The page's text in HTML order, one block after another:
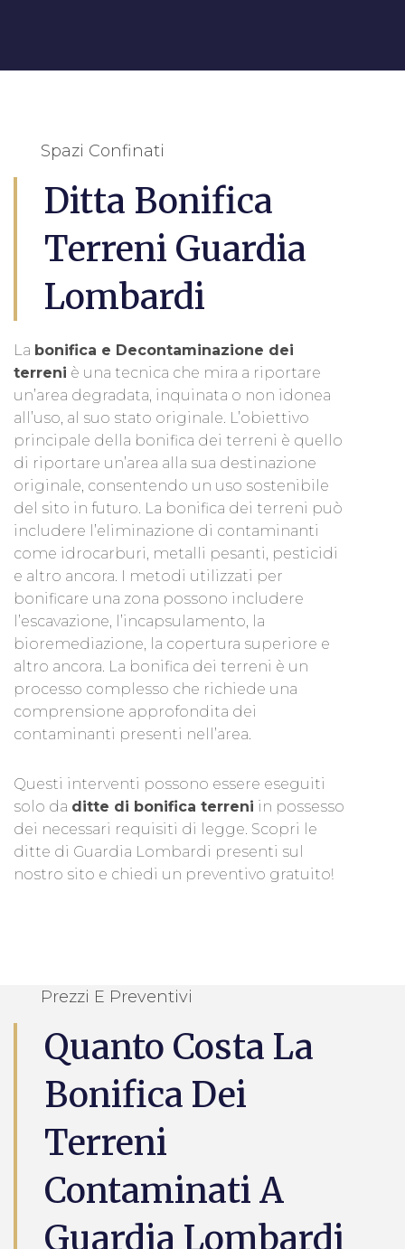
Spazi Confinati
Ditta Bonifica
Terreni Guardia
Lombardi
La bonifica e Decontaminazione dei
terreni è una tecnica che mira a riportare
un’area degradata, inquinata o non idonea
all’uso, al suo stato originale. L’obiettivo
principale della bonifica dei terreni è quello
di riportare un’area alla sua destinazione
originale, consentendo un uso sostenibile
del sito in futuro. La bonifica dei terreni può
includere l’eliminazione di contaminanti
come idrocarburi, metalli pesanti, pesticidi
e altro ancora. I metodi utilizzati per
bonificare una zona possono includere
l’escavazione, l’incapsulamento, la
bioremediazione, la copertura superiore e
altro ancora. La bonifica dei terreni è un
processo complesso che richiede una
comprensione approfondita dei
contaminanti presenti nell’area.
Questi interventi possono essere eseguiti
solo da ditte di bonifica terreni in possesso
dei necessari requisiti di legge. Scopri le
ditte di Guardia Lombardi presenti sul
nostro sito e chiedi un preventivo gratuito!
Prezzi E Preventivi
Quanto Costa La
Bonifica Dei
Terreni
Contaminati A
Guardia Lombardi